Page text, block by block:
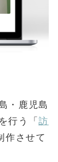
・鹿児島
行う「訪
作させて